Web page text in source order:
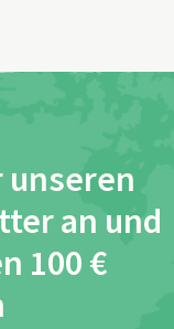
unseren
an und
100 €